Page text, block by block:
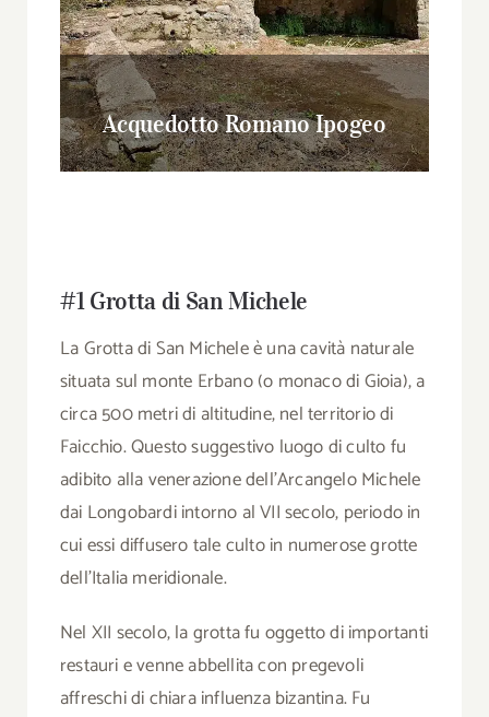
Acquedotto Romano Ipogeo
#1 Grotta di San Michele
La Grotta di San Michele è una cavità naturale
situata sul monte Erbano (o monaco di Gioia), a
circa 500 metri di altitudine, nel territorio di
Faicchio. Questo suggestivo luogo di culto fu
adibito alla venerazione dell’Arcangelo Michele
dai Longobardi intorno al VII secolo, periodo in
cui essi diffusero tale culto in numerose grotte
dell’Italia meridionale.
Nel XII secolo, la grotta fu oggetto di importanti
restauri e venne abbellita con pregevoli
affreschi di chiara influenza bizantina. Fu